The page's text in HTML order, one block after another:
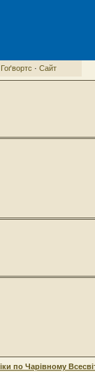
Гоґвортс · Сайт
по Чарівному